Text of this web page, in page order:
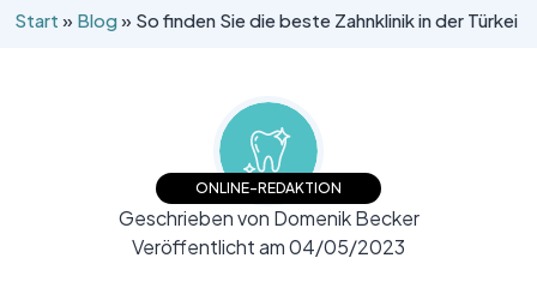
Start » Blog» So finden Sie die beste Zahnklinik in der Türkei
ONLINE-REDAKTION
Geschrieben von Domenik Becker
Veröffentlicht am 04/05/2023